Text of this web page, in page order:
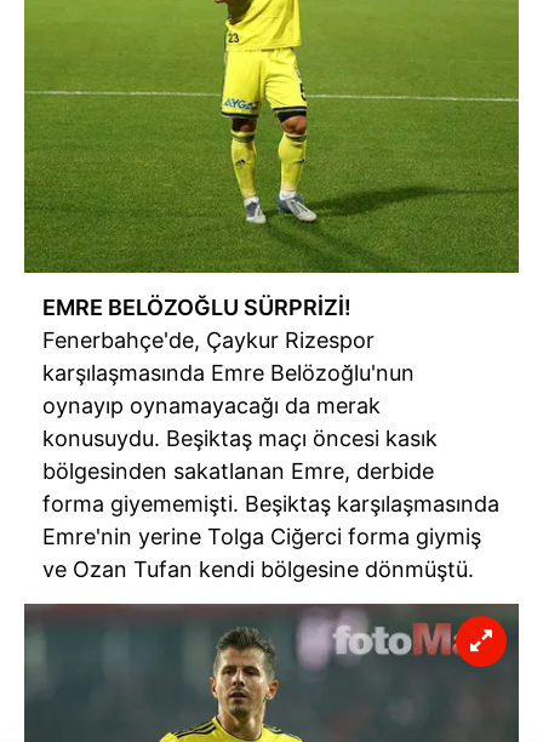
EMRE BELÖZOĞLU SÜRPRİZİ!
Fenerbahçe'de, Çaykur Rizespor
karşılaşmasında Emre Belözoğlu'nun
oynayıp oynamayacağı da merak
konusuydu. Beşiktaş maçı öncesi kasık
bölgesinden sakatlanan Emre, derbide
forma giyememişti. Beşiktaş karşılaşmasında
Emre'nin yerine Tolga Ciğerci forma giymiş
ve Ozan Tufan kendi bölgesine dönmüştü.